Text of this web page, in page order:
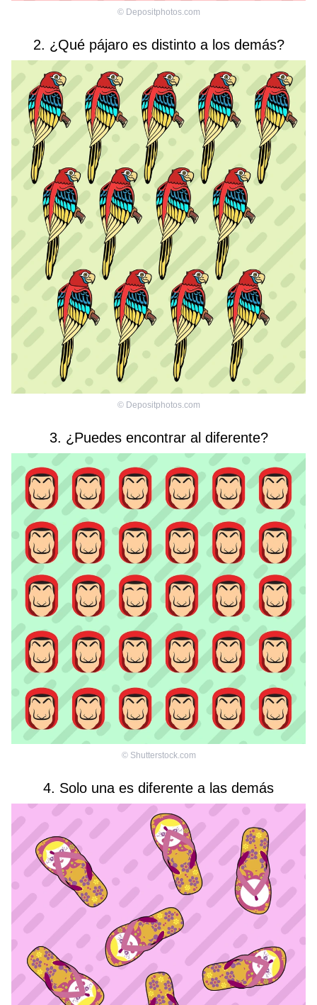
© Depositphotos.com
2. ¿Qué pájaro es distinto a los demás?
© Depositphotos.com
3. ¿Puedes encontrar al diferente?
© Shutterstock.com
4. Solo una es diferente a las demás